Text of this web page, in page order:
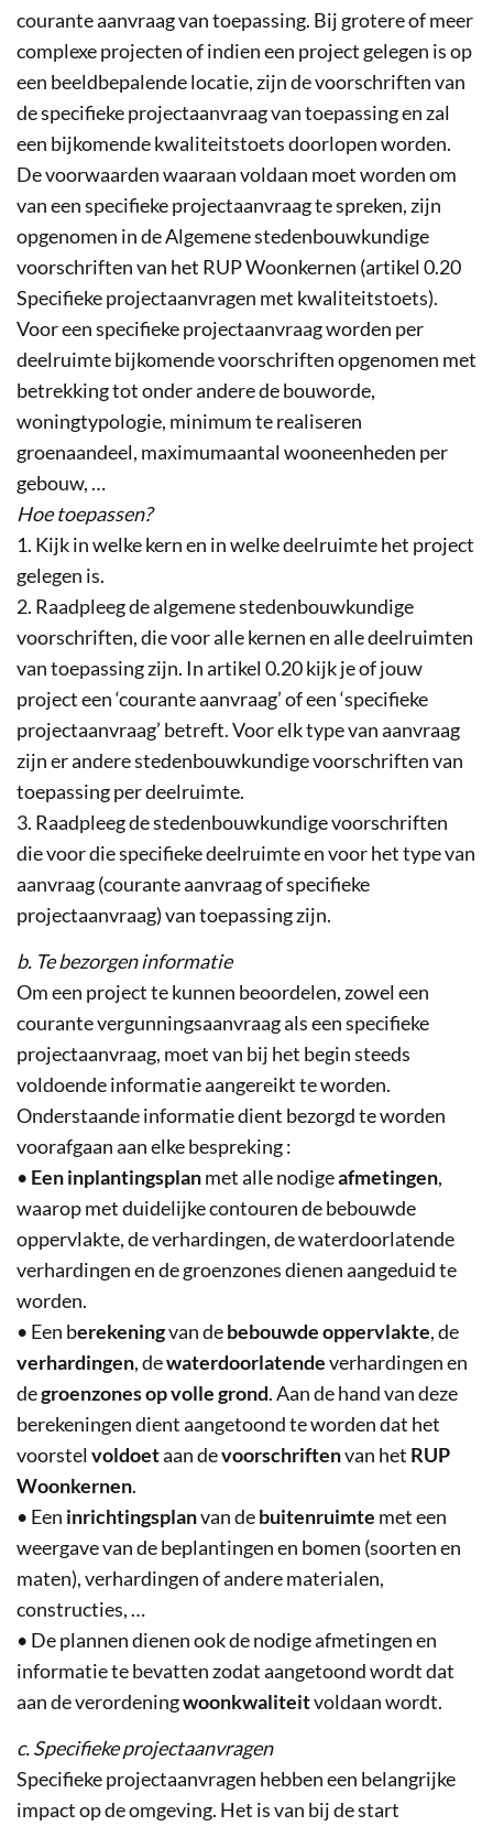
courante aanvraag van toepassing. Bij grotere of meer
complexe projecten of indien een project gelegen is op
een beeldbepalende locatie, zijn de voorschriften van
de specifieke projectaanvraag van toepassing en zal
een bijkomende kwaliteitstoets doorlopen worden.
De voorwaarden waaraan voldaan moet worden om
van een specifieke projectaanvraag te spreken, zijn
opgenomen in de Algemene stedenbouwkundige
voorschriften van het RUP Woonkernen (artikel 0.20
Specifieke projectaanvragen met kwaliteitstoets).
Voor een specifieke projectaanvraag worden per
deelruimte bijkomende voorschriften opgenomen met
betrekking tot onder andere de bouworde,
woningtypologie, minimum te realiseren
groenaandeel, maximumaantal wooneenheden per
gebouw, …
Hoe toepassen?
1. Kijk in welke kern en in welke deelruimte het project
gelegen is.
2. Raadpleeg de algemene stedenbouwkundige
voorschriften, die voor alle kernen en alle deelruimten
van toepassing zijn. In artikel 0.20 kijk je of jouw
project een ‘courante aanvraag’ of een ‘specifieke
projectaanvraag’ betreft. Voor elk type van aanvraag
zijn er andere stedenbouwkundige voorschriften van
toepassing per deelruimte.
3. Raadpleeg de stedenbouwkundige voorschriften
die voor die specifieke deelruimte en voor het type van
aanvraag (courante aanvraag of specifieke
projectaanvraag) van toepassing zijn.
b. Te bezorgen informatie
Om een project te kunnen beoordelen, zowel een
courante vergunningsaanvraag als een specifieke
projectaanvraag, moet van bij het begin steeds
voldoende informatie aangereikt te worden.
Onderstaande informatie dient bezorgd te worden
voorafgaan aan elke bespreking :
• Een inplantingsplanmet alle nodigeafmetingen,
waarop met duidelijke contouren de bebouwde
oppervlakte, de verhardingen, de waterdoorlatende
verhardingen en de groenzones dienen aangeduid te
worden.
• Een berekeningvan debebouwde oppervlakte, de
verhardingen, dewaterdoorlatendeverhardingen en
degroenzones op volle grond. Aan de hand van deze
berekeningen dient aangetoond te worden dat het
voorstel voldoetaan devoorschriftenvan het RUP
Woonkernen.
• Een inrichtingsplanvan debuitenruimte met een
weergave van de beplantingen en bomen (soorten en
maten), verhardingen of andere materialen,
constructies, …
• De plannen dienen ook de nodige afmetingen en
informatie te bevatten zodat aangetoond wordt dat
aan de verordeningwoonkwaliteitvoldaan wordt.
c. Specifieke projectaanvragen
Specifieke projectaanvragen hebben een belangrijke
impact op de omgeving. Het is van bij de start